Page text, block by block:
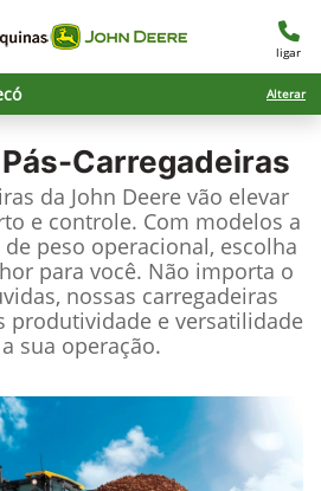
ligar
Alterar
Pás-Carregadeiras
da John Deere vão elevar
e controle. Com modelos a
peso operacional, escolha
para você. Não importa o
nossas carregadeiras
produtividade e versatilidade
sua operação.